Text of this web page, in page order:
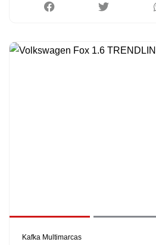
Kafka Multimarcas